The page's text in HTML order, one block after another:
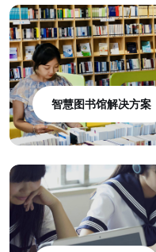
智慧图书馆解决方案